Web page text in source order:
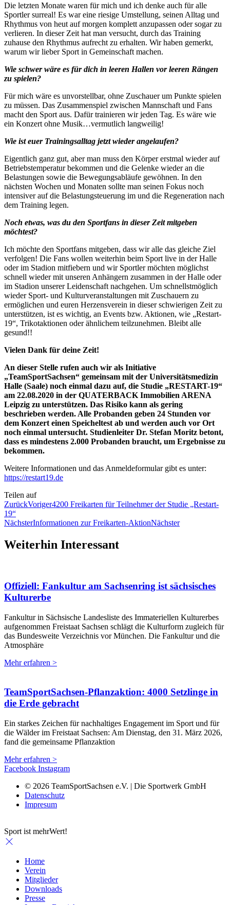
Die letzten Monate waren für mich und ich denke auch für alle
Sportler surreal! Es war eine riesige Umstellung, seinen Alltag und
Rhythmus von heut auf morgen komplett anzupassen oder sogar zu
verlieren. In dieser Zeit hat man versucht, durch das Training
zuhause den Rhythmus aufrecht zu erhalten. Wir haben gemerkt,
warum wir lieber Sport in Gemeinschaft machen.
Wie schwer wäre es für dich in leeren Hallen vor leeren Rängen
zu spielen?
Für mich wäre es unvorstellbar, ohne Zuschauer um Punkte spielen
zu müssen. Das Zusammenspiel zwischen Mannschaft und Fans
macht den Sport aus. Dafür trainieren wir jeden Tag. Es wäre wie
ein Konzert ohne Musik…vermutlich langweilig!
Wie ist euer Trainingsalltag jetzt wieder angelaufen?
Eigentlich ganz gut, aber man muss den Körper erstmal wieder auf
Betriebstemperatur bekommen und die Gelenke wieder an die
Belastungen sowie die Bewegungsabläufe gewöhnen. In den
nächsten Wochen und Monaten sollte man seinen Fokus noch
intensiver auf die Belastungsteuerung im und die Regeneration nach
dem Training legen.
Noch etwas, was du den Sportfans in dieser Zeit mitgeben
möchtest?
Ich möchte den Sportfans mitgeben, dass wir alle das gleiche Ziel
verfolgen! Die Fans wollen weiterhin beim Sport live in der Halle
oder im Stadion mitfiebern und wir Sportler möchten möglichst
schnell wieder mit unseren Anhängern zusammen in der Halle oder
im Stadion unserer Leidenschaft nachgehen. Um schnellstmöglich
wieder Sport- und Kulturveranstaltungen mit Zuschauern zu
ermöglichen und euren Herzensverein in dieser schwierigen Zeit zu
unterstützen, ist es wichtig, an Events bzw. Aktionen, wie „Restart-
19“, Trikotaktionen oder ähnlichem teilzunehmen. Bleibt alle
gesund!!
Vielen Dank für deine Zeit!
An dieser Stelle rufen auch wir als Initiative
„TeamSportSachsen“ gemeinsam mit der Universitätsmedizin
Halle (Saale) noch einmal dazu auf, die Studie „RESTART-19“
am 22.08.2020 in der QUATERBACK Immobilien ARENA
Leipzig zu unterstützen. Das Risiko kann als gering
beschrieben werden. Alle Probanden geben 24 Stunden vor
dem Konzert einen Speicheltest ab und werden auch vor Ort
noch einmal untersucht. Studienleiter Dr. Stefan Moritz betont,
dass es mindestens 2.000 Probanden braucht, um Ergebnisse zu
bekommen.
Weitere Informationen und das Anmeldeformular gibt es unter:
https://restart19.de
Teilen auf
ZurückVoriger4200 Freikarten für Teilnehmer der Studie „Restart-
19“
NächsterInformationen zur Freikarten-AktionNächster
Weiterhin Interessant
Offiziell: Fankultur am Sachsenring ist sächsisches
Kulturerbe
Fankultur in Sächsische Landesliste des Immateriellen Kulturerbes
aufgenommen Freistaat Sachsen schlägt die Kulturform zugleich für
das Bundesweite Verzeichnis vor München. Die Fankultur und die
Atmosphäre
Mehr erfahren >
TeamSportSachsen-Pflanzaktion: 4000 Setzlinge in
die Erde gebracht
Ein starkes Zeichen für nachhaltiges Engagement im Sport und für
die Wälder im Freistaat Sachsen: Am Dienstag, den 31. März 2026,
fand die gemeinsame Pflanzaktion
Mehr erfahren >
Facebook Instagram
© 2026 TeamSportSachsen e.V. | Die Sportwerk GmbH
Datenschutz
Impresum
Sport ist mehrWert!
Home
Verein
Mitglieder
Downloads
Presse